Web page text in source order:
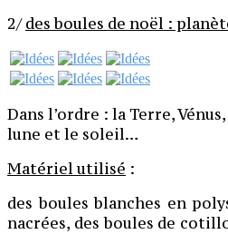
2/des boules de noël :
Dans l’ordre : la Terre,
lune et le soleil…
Matériel utilisé :
des boules blanches en
nacrées, des boules de